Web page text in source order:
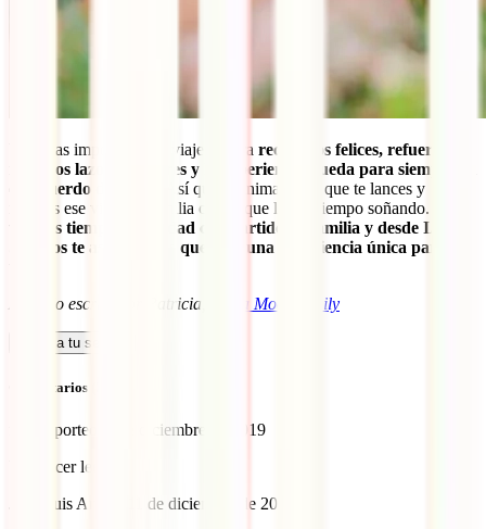
Y lo mas importante, el viaje genera recuerdos felices, refuerza
nuestros lazos familiares y
la experiencia queda para siempre en
el recuerdo de todos.
Así que te animamos a que te lances y
realices ese viaje en familia con el que llevas tiempo soñando.
viaje es tiempo de calidad compartido en familia y desde IATI
Seguros te aseguramos que será una experiencia única para
Artículo escrito por Patricia, de
La Mochifamily
Calcula tu seguro
Comentarios (2)
furgoyporteo
11 de diciembre de 2019
Un placer leerte
José Luis Arribas
11 de diciembre de 2019